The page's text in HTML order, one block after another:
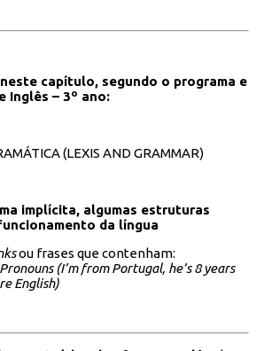
capítulo, segundo o programa e
Inglês – 3º ano:
(LEXIS AND GRAMMAR)
implícita, algumas estruturas
da língua
ou frases que contenham:
(I’m from Portugal, he’s 8 years
English)